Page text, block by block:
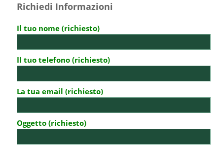
Richiedi Informazioni
Il tuo nome (richiesto)
Il tuo telefono (richiesto)
La tua email (richiesto)
Oggetto (richiesto)